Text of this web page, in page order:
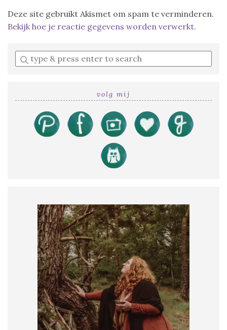
Deze site gebruikt Akismet om spam te verminderen.
Bekijk hoe je reactie gegevens worden verwerkt.
Enter
a
volg mij